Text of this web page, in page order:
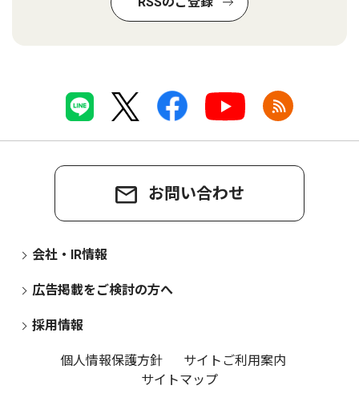
お問い合わせ
会社・IR情報
広告掲載をご検討の方へ
採用情報
個人情報保護方針
サイトご利用案内
サイトマップ